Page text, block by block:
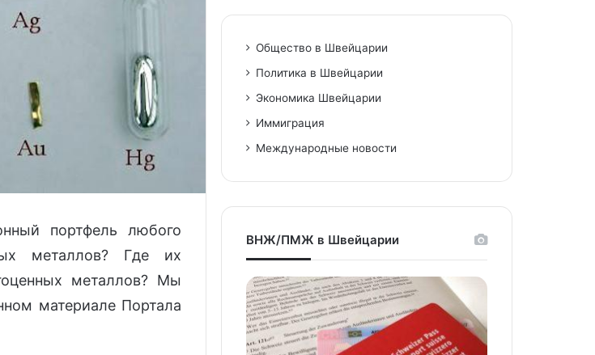
портфель любого
металлов? Где их
металлов? Мы
материале Портала
Общество в Швейцарии
Политика в Швейцарии
Экономика Швейцарии
Иммиграция
Международные новости
ВНЖ/ПМЖ в Швейцарии